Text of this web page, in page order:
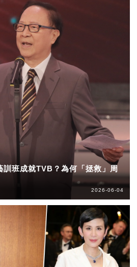
班成就TVB？為何「拯救」周
2026-06-04